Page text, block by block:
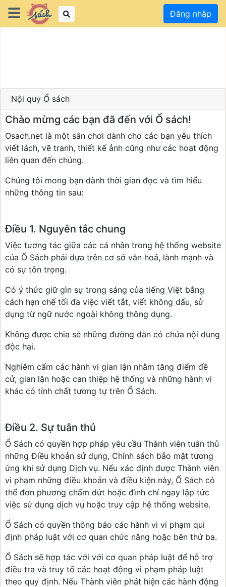
Đăng nhập
Nội quy Ổ sách
Chào mừng các bạn đã đến với Ổ sách!
Osach.net là một sân chơi dành cho các bạn yêu thích
viết lách, vẽ tranh, thiết kế ảnh cũng như các hoạt động
liên quan đến chúng.
Chúng tôi mong bạn dành thời gian đọc và tìm hiểu
những thông tin sau:
Điều 1. Nguyên tắc chung
Việc tương tác giữa các cá nhân trong hệ thống website
của Ổ Sách phải dựa trên cơ sở văn hoá, lành mạnh và
có sự tôn trọng.
Có ý thức giữ gìn sự trong sáng của tiếng Việt bằng
cách hạn chế tối đa việc viết tắt, viết không dấu, sử
dụng từ ngữ nước ngoài không thông dụng.
Không được chia sẻ những đường dẫn có chứa nội dung
độc hại.
Nghiêm cấm các hành vi gian lận nhằm tăng điểm đề
cử, gian lận hoặc can thiệp hệ thống và những hành vi
khác có tính chất tương tự trên Ổ Sách.
Điều 2. Sự tuân thủ
Ổ Sách có quyền hợp pháp yêu cầu Thành viên tuân thủ
những Điều khoản sử dụng, Chính sách bảo mật tương
ứng khi sử dụng Dịch vụ. Nếu xác định được Thành viên
vi phạm những điều khoản và điều kiện này, Ổ Sách có
thể đơn phương chấm dứt hoặc đình chỉ ngay lập tức
việc sử dụng dịch vụ hoặc truy cập hệ thống website.
Ổ Sách có quyền thông báo các hành vi vi phạm qui
định pháp luật với cơ quan chức năng hoặc bên thứ ba.
Ổ Sách sẽ hợp tác với với cơ quan pháp luật để hỗ trợ
điều tra và truy tố các hoạt động vi phạm pháp luật
theo quy định. Nếu Thành viên phát hiện các hành động